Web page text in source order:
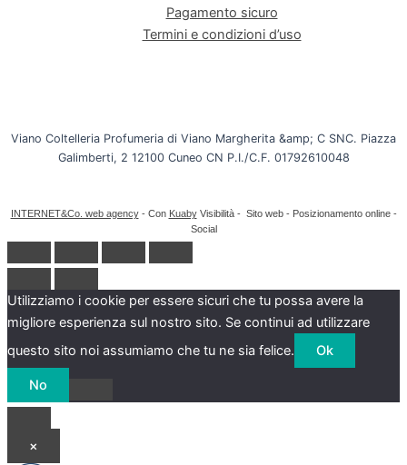
Pagamento sicuro
Termini e condizioni d’uso
Viano Coltelleria Profumeria di Viano Margherita &amp; C SNC. Piazza
Galimberti, 2 12100 Cuneo CN P.I./C.F. 01792610048
INTERNET&Co. web agency- Con KuabyVisibilità - Sito web - Posizionamento online -
Social
Utilizziamo i cookie per essere sicuri che tu possa avere la
migliore esperienza sul nostro sito. Se continui ad utilizzare
questo sito noi assumiamo che tu ne sia felice.
Ok
No
×